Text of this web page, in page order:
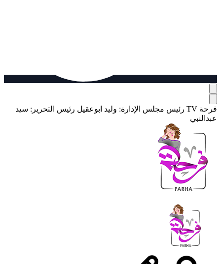
فرحة TV رئيس مجلس الإدارة: وليد ابوعقيل رئيس التحرير: سيد
عبدالنبي